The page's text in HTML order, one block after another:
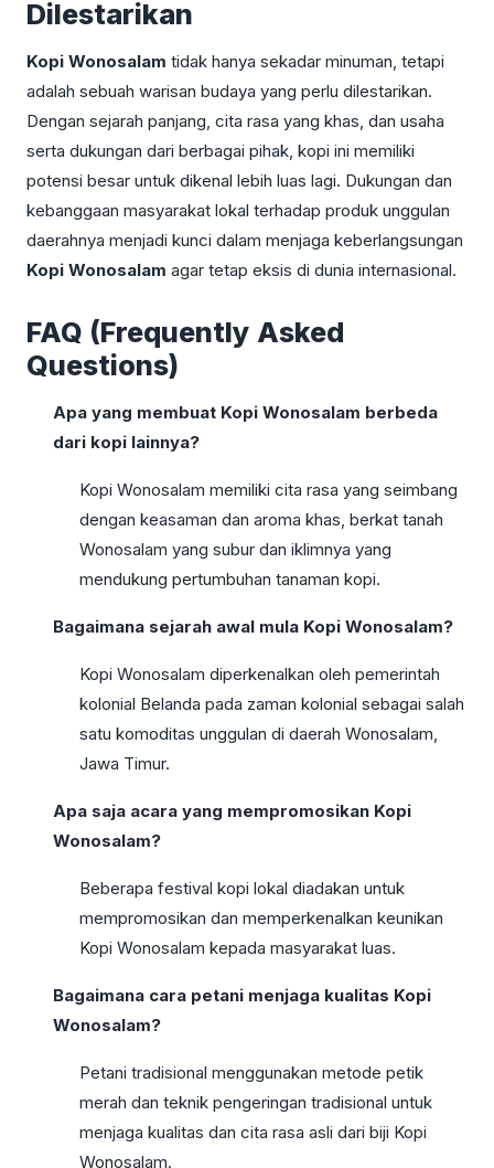
Dilestarikan
Kopi Wonosalam tidak hanya sekadar minuman, tetapi
adalah sebuah warisan budaya yang perlu dilestarikan.
Dengan sejarah panjang, cita rasa yang khas, dan usaha
serta dukungan dari berbagai pihak, kopi ini memiliki
potensi besar untuk dikenal lebih luas lagi. Dukungan dan
kebanggaan masyarakat lokal terhadap produk unggulan
daerahnya menjadi kunci dalam menjaga keberlangsungan
Kopi Wonosalam agar tetap eksis di dunia internasional.
FAQ (Frequently Asked
Questions)
Apa yang membuat Kopi Wonosalam berbeda
dari kopi lainnya?
Kopi Wonosalam memiliki cita rasa yang seimbang
dengan keasaman dan aroma khas, berkat tanah
Wonosalam yang subur dan iklimnya yang
mendukung pertumbuhan tanaman kopi.
Bagaimana sejarah awal mula Kopi Wonosalam?
Kopi Wonosalam diperkenalkan oleh pemerintah
kolonial Belanda pada zaman kolonial sebagai salah
satu komoditas unggulan di daerah Wonosalam,
Jawa Timur.
Apa saja acara yang mempromosikan Kopi
Wonosalam?
Beberapa festival kopi lokal diadakan untuk
mempromosikan dan memperkenalkan keunikan
Kopi Wonosalam kepada masyarakat luas.
Bagaimana cara petani menjaga kualitas Kopi
Wonosalam?
Petani tradisional menggunakan metode petik
merah dan teknik pengeringan tradisional untuk
menjaga kualitas dan cita rasa asli dari biji Kopi
Wonosalam.